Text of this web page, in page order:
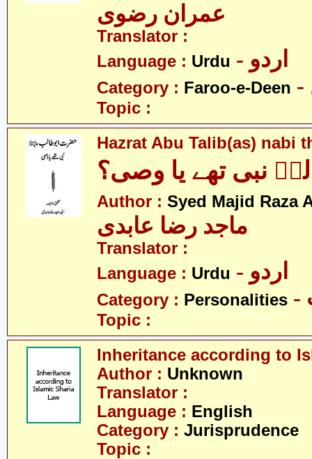
عمران رضوی
Translator :
Language : Urdu - اردو
Category : Faroo-e-Deen
Topic :
Hazrat Abu Talib(as) nabi
نبی تھے یا وصی؟
Author : Syed Majid Raza
ماجد رضا عابدی
Translator :
Language : Urdu - اردو
Category : Personalities
Topic :
Inheritance according to
Author : Unknown
Translator :
Language : English
Category : Jurisprudence
Topic :